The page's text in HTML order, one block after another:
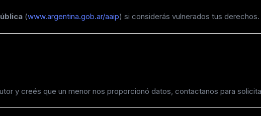
(www.argentina.gob.ar/aaip) si considerás vulnerados tus derechos.
y creés que un menor nos proporcionó datos, contactanos para